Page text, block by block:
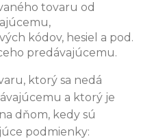
tovaru od
kódov, hesiel a pod.
predávajúcemu.
ktorý sa nedá
a ktorý je
dňom, kedy sú
podmienky: